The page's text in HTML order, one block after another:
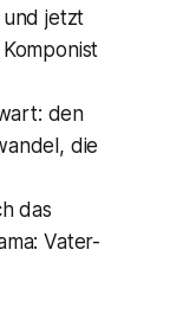
und jetzt
den
die
das
Vater-